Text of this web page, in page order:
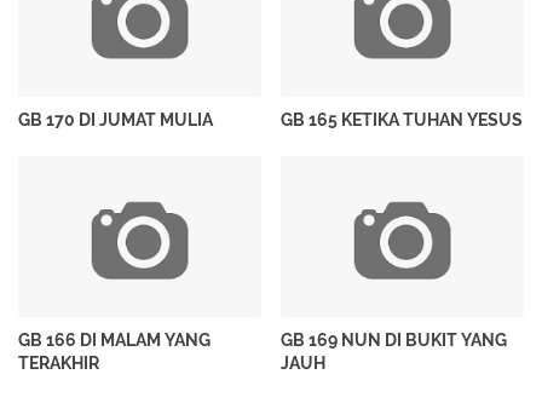
GB 170 DI JUMAT MULIA GB 165 KETIKA TUHAN YESUS
GB 166 DI MALAM YANG
TERAKHIR
GB 169 NUN DI BUKIT YANG
JAUH